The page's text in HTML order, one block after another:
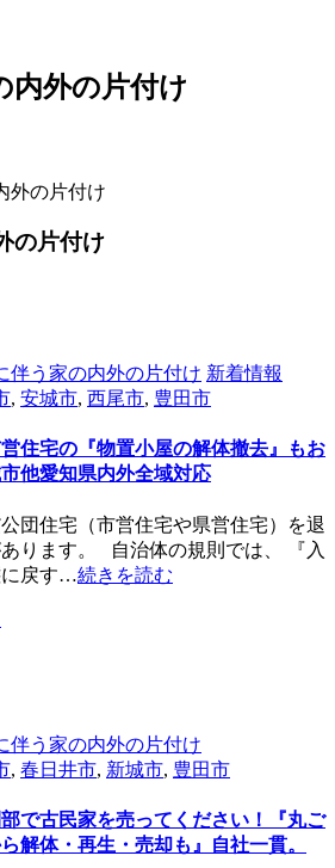
内外の片付け
外の片付け
の片付け
伴う家の内外の片付け 新着情報
, 安城市, 西尾市, 豊田市
住宅の『物置小屋の解体撤去』もお
他愛知県内外全域対応
団住宅（市営住宅や県営住宅）を退
ります。 自治体の規則では、 『入
に戻す…続きを読む
伴う家の内外の片付け
, 春日井市, 新城市, 豊田市
で古民家を売ってください！『丸ご
解体・再生・売却も』自社一貫。